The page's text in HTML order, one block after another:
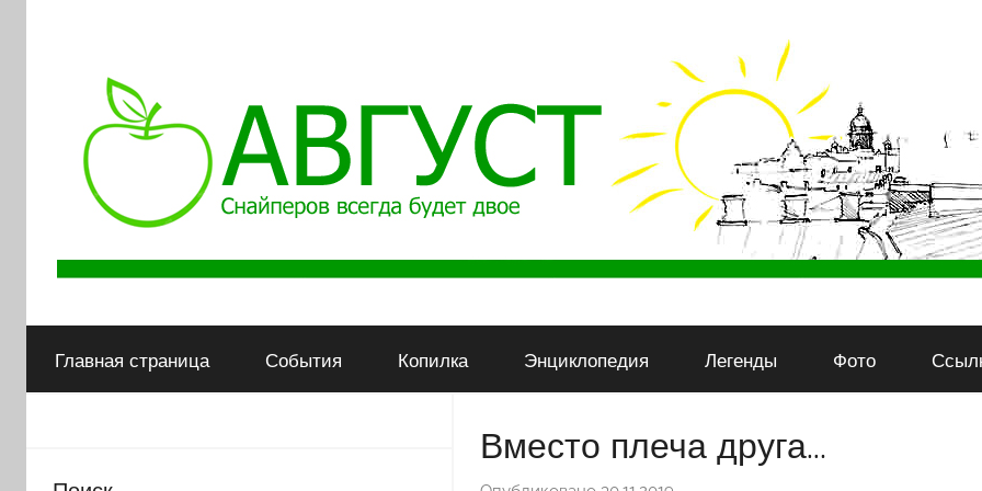
АВГУСТ
всегда
будет
Главная страница События Копилка Энциклопедия Легенды Фото
Вместо плеча друга…